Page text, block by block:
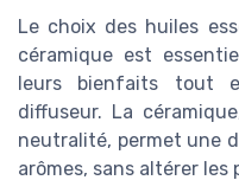
Le choix des huiles
céramique est
leurs bienfaits tout
diffuseur. La
neutralité, permet une
arômes, sans altérer les